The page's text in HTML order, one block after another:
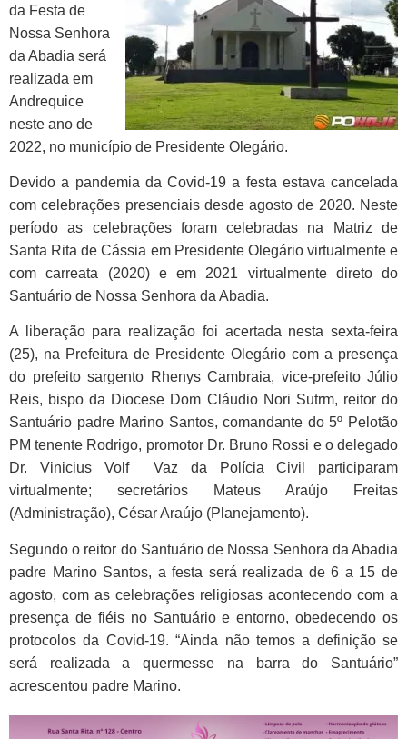
da Festa de
Nossa Senhora
da Abadia será
realizada em
Andrequice
neste ano de
2022, no município de Presidente Olegário.
Devido a pandemia da Covid-19 a festa estava cancelada
com celebrações presenciais desde agosto de 2020. Neste
período as celebrações foram celebradas na Matriz de
Santa Rita de Cássia em Presidente Olegário virtualmente e
com carreata (2020) e em 2021 virtualmente direto do
Santuário de Nossa Senhora da Abadia.
A liberação para realização foi acertada nesta sexta-feira
(25), na Prefeitura de Presidente Olegário com a presença
do prefeito sargento Rhenys Cambraia, vice-prefeito Júlio
Reis, bispo da Diocese Dom Cláudio Nori Sutrm, reitor do
Santuário padre Marino Santos, comandante do 5º Pelotão
PM tenente Rodrigo, promotor Dr. Bruno Rossi e o delegado
Dr. Vinicius Volf Vaz da Polícia Civil participaram
virtualmente; secretários Mateus Araújo Freitas
(Administração), César Araújo (Planejamento).
Segundo o reitor do Santuário de Nossa Senhora da Abadia
padre Marino Santos, a festa será realizada de 6 a 15 de
agosto, com as celebrações religiosas acontecendo com a
presença de fiéis no Santuário e entorno, obedecendo os
protocolos da Covid-19.“Ainda não temos a definição se
será realizada a quermesse na barra do Santuário”
acrescentou padre Marino.